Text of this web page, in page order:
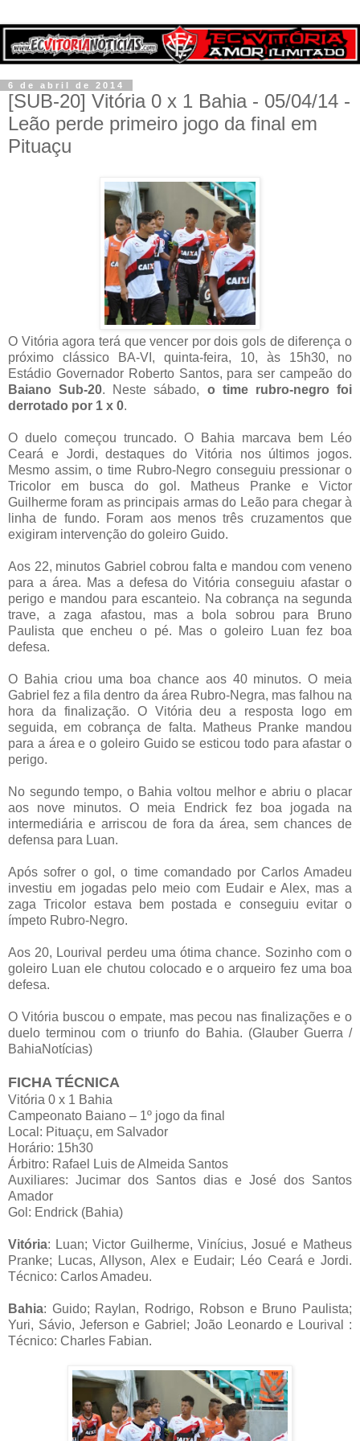
6 de abril de 2014
[SUB-20] Vitória 0 x 1 Bahia - 05/04/14 -
Leão perde primeiro jogo da final em
Pituaçu
O Vitória agora terá que vencer por dois gols de diferença o
próximo clássico BA-VI, quinta-feira, 10, às 15h30, no
Estádio Governador Roberto Santos, para ser campeão do
Baiano Sub-20. Neste sábado, o time rubro-negro foi
derrotado por 1 x 0.
O duelo começou truncado. O Bahia marcava bem Léo
Ceará e Jordi, destaques do Vitória nos últimos jogos.
Mesmo assim, o time Rubro-Negro conseguiu pressionar o
Tricolor em busca do gol. Matheus Pranke e Victor
Guilherme foram as principais armas do Leão para chegar à
linha de fundo. Foram aos menos três cruzamentos que
exigiram intervenção do goleiro Guido.
Aos 22, minutos Gabriel cobrou falta e mandou com veneno
para a área. Mas a defesa do Vitória conseguiu afastar o
perigo e mandou para escanteio. Na cobrança na segunda
trave, a zaga afastou, mas a bola sobrou para Bruno
Paulista que encheu o pé. Mas o goleiro Luan fez boa
defesa.
O Bahia criou uma boa chance aos 40 minutos. O meia
Gabriel fez a fila dentro da área Rubro-Negra, mas falhou na
hora da finalização. O Vitória deu a resposta logo em
seguida, em cobrança de falta. Matheus Pranke mandou
para a área e o goleiro Guido se esticou todo para afastar o
perigo.
No segundo tempo, o Bahia voltou melhor e abriu o placar
aos nove minutos. O meia Endrick fez boa jogada na
intermediária e arriscou de fora da área, sem chances de
defensa para Luan.
Após sofrer o gol, o time comandado por Carlos Amadeu
investiu em jogadas pelo meio com Eudair e Alex, mas a
zaga Tricolor estava bem postada e conseguiu evitar o
ímpeto Rubro-Negro.
Aos 20, Lourival perdeu uma ótima chance. Sozinho com o
goleiro Luan ele chutou colocado e o arqueiro fez uma boa
defesa.
O Vitória buscou o empate, mas pecou nas finalizações e o
duelo terminou com o triunfo do Bahia. (Glauber Guerra /
BahiaNotícias)
FICHA TÉCNICA
Vitória 0 x 1 Bahia
Campeonato Baiano – 1º jogo da final
Local: Pituaçu, em Salvador
Horário: 15h30
Árbitro: Rafael Luis de Almeida Santos
Auxiliares: Jucimar dos Santos dias e José dos Santos
Amador
Gol: Endrick (Bahia)
Vitória: Luan; Victor Guilherme, Vinícius, Josué e Matheus
Pranke; Lucas, Allyson, Alex e Eudair; Léo Ceará e Jordi.
Técnico: Carlos Amadeu.
Bahia: Guido; Raylan, Rodrigo, Robson e Bruno Paulista;
Yuri, Sávio, Jeferson e Gabriel; João Leonardo e Lourival :
Técnico: Charles Fabian.